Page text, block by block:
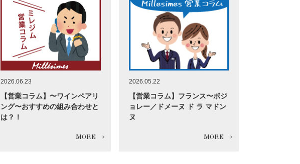
2026.06.23
【営業コラム】〜ワインペアリ
ング〜おすすめの組み合わせと
は？！
2026.05.22
【営業コラム】フランス〜ボジ
ョレー／ドメーヌ ド ラ マドン
ヌ